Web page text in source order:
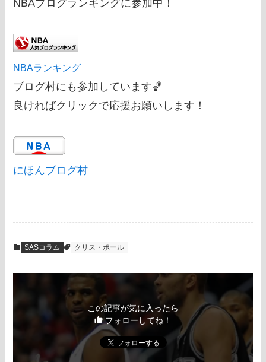
NBAブログランキングに参加中！
NBAランキング
ブログ村にも参加しています🏀
良ければクリックで応援お願いします！
にほんブログ村
SASコラム クリス・ポール
この記事が気に入ったら
フォローしてね！